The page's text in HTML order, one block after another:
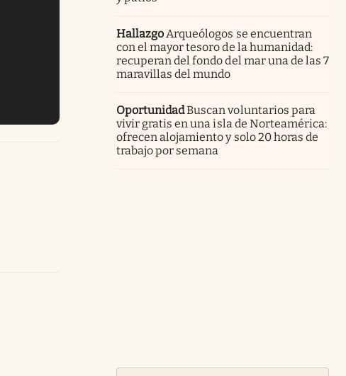
HallazgoArqueólogos se encuentran
con el mayor tesoro de la humanidad:
recuperan del fondo del mar una de las 7
maravillas del mundo
OportunidadBuscan voluntarios para
vivir gratis en una isla de Norteamérica:
ofrecen alojamiento y solo 20 horas de
trabajo por semana